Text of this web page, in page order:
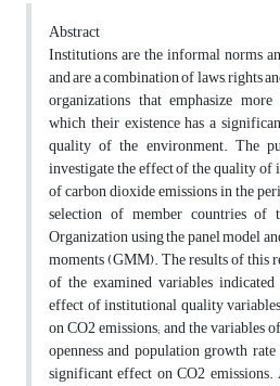
Abstract
Institutions are the informal norms
and are a combination of laws, rights
organizations that emphasize
which their existence has a
quality of the environment. The
investigate the effect of the quality
of carbon dioxide emissions in the
selection of member countries of
Organization using the panel model
moments (GMM). The results of this
of the examined variables
effect of institutional quality
on CO2 emissions; and the variables
openness and population growth
significant effect on CO2